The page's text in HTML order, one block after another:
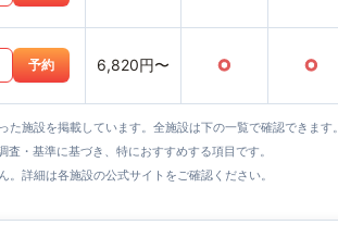
予約 6,820円〜 ○ ○
施設を掲載しています。全施設は下の一覧で確認できます。
・基準に基づき、特におすすめする項目です。
詳細は各施設の公式サイトをご確認ください。